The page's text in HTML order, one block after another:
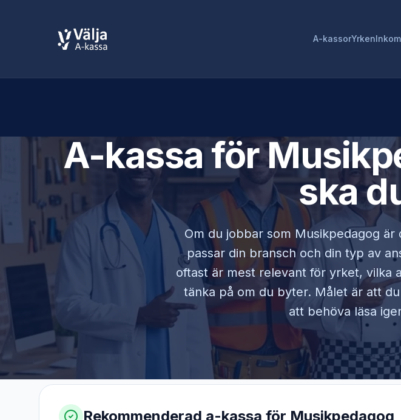
A-kassorYrken
A-kassa för
ska
Om du jobbar som Musikpedagog är
passar din bransch och din typ av
oftast är mest relevant för yrket, vilka
tänka på om du byter. Målet är att
att behöva läsa
Rekommenderad a-kassa för Musikpedagog